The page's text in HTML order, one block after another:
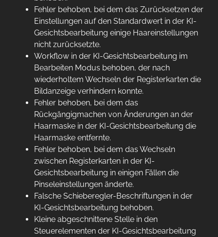
Fehler behoben, bei dem das Zurücksetzen der
Einstellungen auf den Standardwert in der KI-
Gesichtsbearbeitung einige Haareinstellungen
nicht zurücksetzte.
Workflow in der KI-Gesichtsbearbeitung im
Bearbeiten Modus behoben, der nach
wiederholtem Wechseln der Registerkarten die
Bildanzeige verhindern konnte.
Fehler behoben, bei dem das
Rückgängigmachen von Änderungen an der
Haarmaske in der KI-Gesichtsbearbeitung die
Haarmaske entfernte.
Fehler behoben, bei dem das Wechseln
zwischen Registerkarten in der KI-
Gesichtsbearbeitung in einigen Fällen die
Pinseleinstellungen änderte.
Falsche Schieberegler-Beschriftungen in der
KI-Gesichtsbearbeitung behoben.
Kleine abgeschnittene Stelle in den
Steuerelementen der KI-Gesichtsbearbeitung